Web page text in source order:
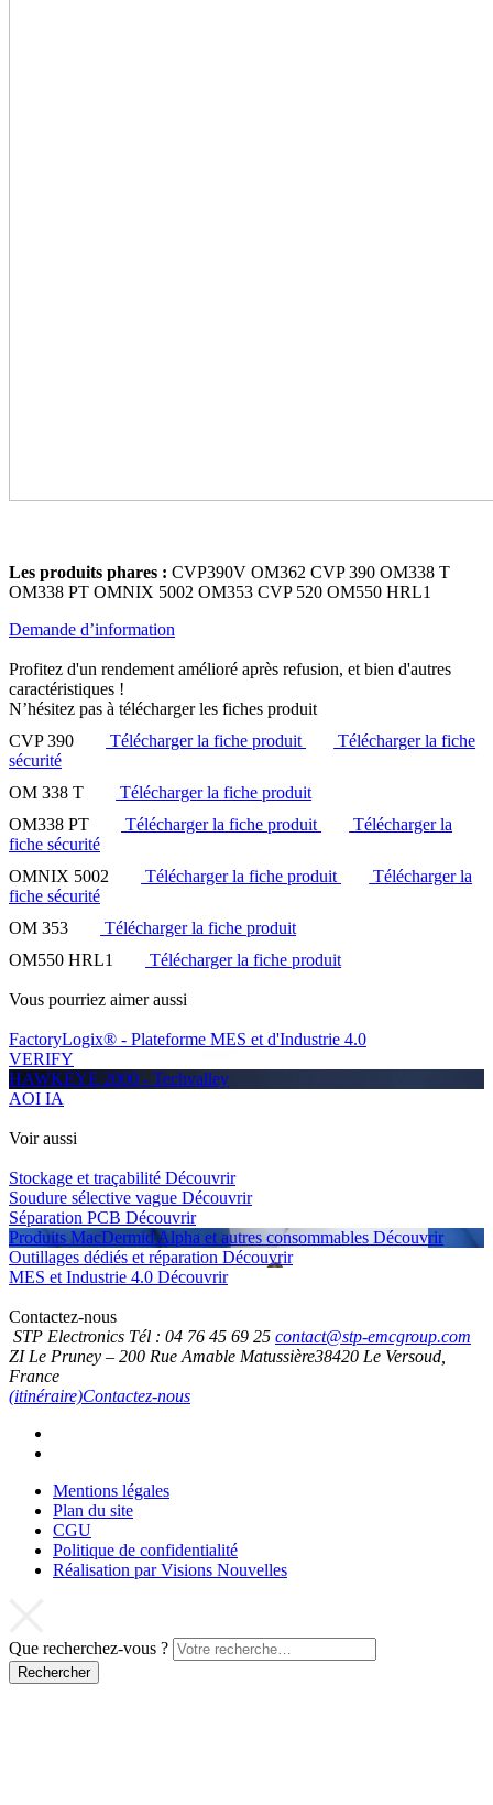
Les produits phares : CVP390V OM362 CVP 390 OM338 T
OM338 PT OMNIX 5002 OM353 CVP 520 OM550 HRL1
Demande d’information
Profitez d'un rendement amélioré après refusion, et bien d'autres
caractéristiques !
N’hésitez pas à télécharger les fiches produit
CVP 390
Télécharger la fiche produit
Télécharger la fiche
sécurité
OM 338 T
Télécharger la fiche produit
OM338 PT
Télécharger la fiche produit
Télécharger la
fiche sécurité
OMNIX 5002
Télécharger la fiche produit
Télécharger la
fiche sécurité
OM 353
Télécharger la fiche produit
OM550 HRL1
Télécharger la fiche produit
Vous pourriez aimer aussi
FactoryLogix® - Plateforme MES et d'Industrie 4.0
VERIFY
HAWKEYE 2000 - Techvalley
AOI IA
Voir aussi
Stockage et traçabilité Découvrir
Soudure sélective vague Découvrir
Séparation PCB Découvrir
Produits MacDermid Alpha et autres consommables Découvrir
Outillages dédiés et réparation Découvrir
MES et Industrie 4.0 Découvrir
Contactez-nous
STP Electronics Tél : 04 76 45 69 25 contact@stp-emcgroup.com
ZI Le Pruney – 200 Rue Amable Matussière38420 Le Versoud,
France
(itinéraire)Contactez-nous
Mentions légales
Plan du site
CGU
Politique de confidentialité
Réalisation par Visions Nouvelles
Que recherchez-vous ?
Rechercher